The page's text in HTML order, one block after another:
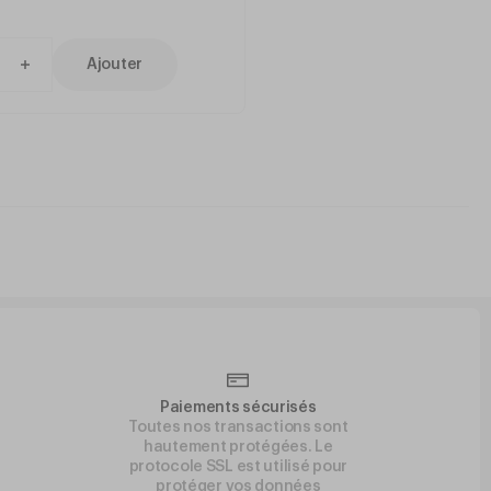
1m
3 ans d’utilisation
Ajouter
Paiements sécurisés
Toutes nos transactions sont
hautement protégées. Le
protocole SSL est utilisé pour
protéger vos données